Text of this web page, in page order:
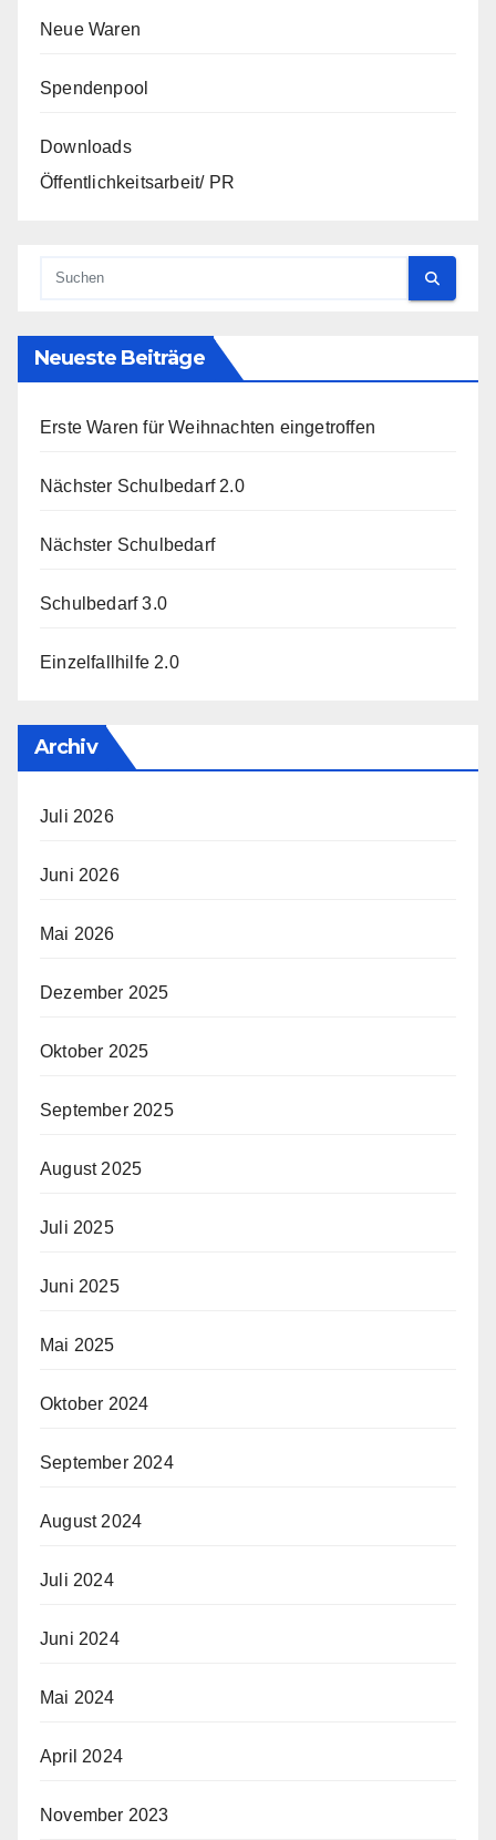
Neue Waren
Spendenpool
Downloads
Öffentlichkeitsarbeit/ PR
Neueste Beiträge
Erste Waren für Weihnachten eingetroffen
Nächster Schulbedarf 2.0
Nächster Schulbedarf
Schulbedarf 3.0
Einzelfallhilfe 2.0
Archiv
Juli 2026
Juni 2026
Mai 2026
Dezember 2025
Oktober 2025
September 2025
August 2025
Juli 2025
Juni 2025
Mai 2025
Oktober 2024
September 2024
August 2024
Juli 2024
Juni 2024
Mai 2024
April 2024
November 2023